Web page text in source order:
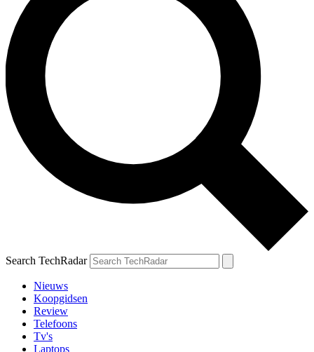
Search TechRadar
Nieuws
Koopgidsen
Review
Telefoons
Tv's
Laptops